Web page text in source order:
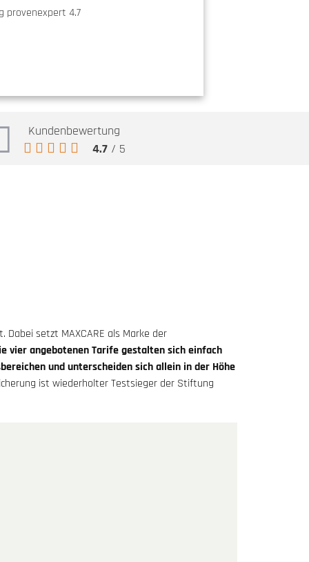
Kundenbewertung
4.7/ 5
Dabei setzt MAXCARE als Marke der
vier angebotenen Tarife gestalten sich einfach
und unterscheiden sich allein in der Höhe
ist wiederholter Testsieger der Stiftung